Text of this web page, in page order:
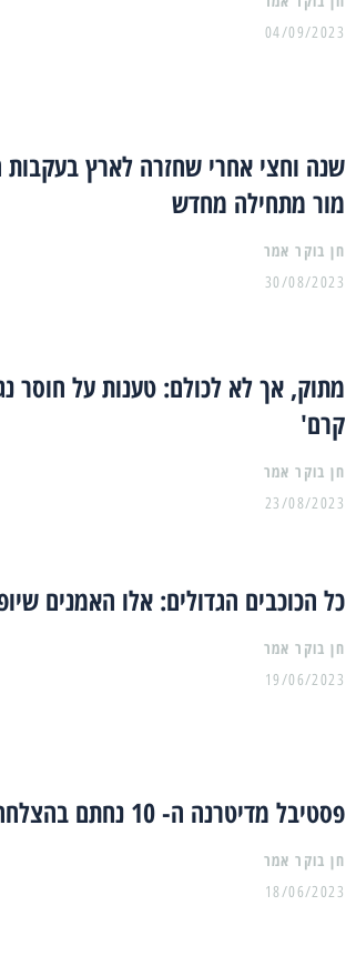
04/09/2023
שנה וחצי אחרי שחזרה לארץ
מור מתחילה מחדש
30/08/2023
מתוק, אך לא לכולם: טענות על חוסר
קרם'
23/08/2023
כל הכוכבים הגדולים: אלו האמנים
19/06/2023
פסטיבל מדיטרנה ה- 10 נחתם בהצלחה מסחררת
18/06/2023